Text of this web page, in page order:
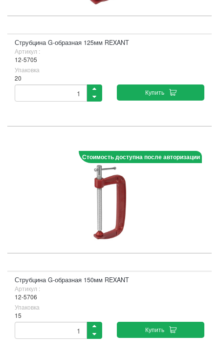
Струбцина G-образная 125мм REXANT
Артикул :
12-5705
Упаковка
20
Купить
Стоимость доступна после авторизации
Струбцина G-образная 150мм REXANT
Артикул :
12-5706
Упаковка
15
Купить